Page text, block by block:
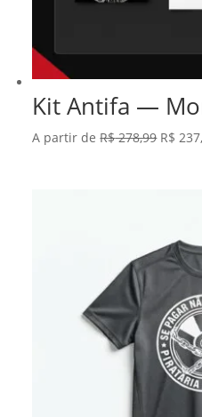
Kit Antifa —
A partir deR$278,99 O
R$